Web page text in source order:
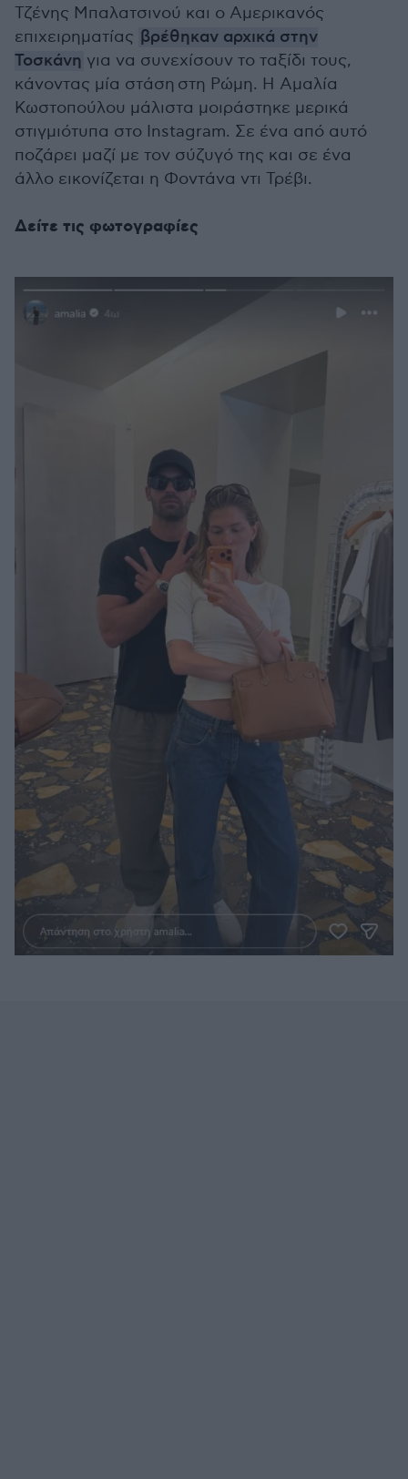
Τζένης Μπαλατσινού και ο Αμερικανός
επιχειρηματίας βρέθηκαν αρχικά στην
Τοσκάνη για να συνεχίσουν το ταξίδι τους,
κάνοντας μία στάση στη Ρώμη. Η Αμαλία
Κωστοπούλου μάλιστα μοιράστηκε μερικά
στιγμιότυπα στο Instagram. Σε ένα από αυτό
ποζάρει μαζί με τον σύζυγό της και σε ένα
άλλο εικονίζεται η Φοντάνα ντι Τρέβι.
Δείτε τις φωτογραφίες